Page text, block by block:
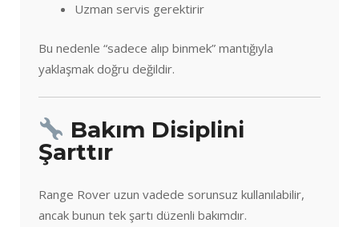
Uzman servis gerektirir
Bu nedenle “sadece alıp binmek” mantığıyla
yaklaşmak doğru değildir.
Bakım Disiplini
Şarttır
Range Rover uzun vadede sorunsuz kullanılabilir,
ancak bunun tek şartı düzenli bakımdır.